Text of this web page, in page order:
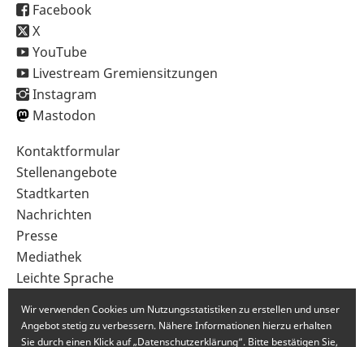
Facebook
X
YouTube
Livestream Gremiensitzungen
Instagram
Mastodon
Sekundärnavigation
im
Fußbereich
Kontaktformular
Stellenangebote
Stadtkarten
Nachrichten
Presse
Mediathek
Leichte Sprache
Wir verwenden Cookies um Nutzungsstatistiken zu erstellen und unser
Angebot stetig zu verbessern. Nähere Informationen hierzu erhalten
Sie durch einen Klick auf „Datenschutzerklärung“. Bitte bestätigen Sie,